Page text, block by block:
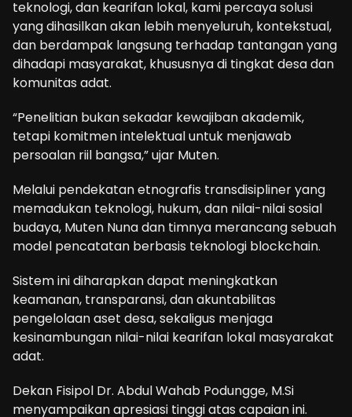
teknologi, dan kearifan lokal, kami percaya solusi
yang dihasilkan akan lebih menyeluruh, kontekstual,
dan berdampak langsung terhadap tantangan yang
dihadapi masyarakat, khususnya di tingkat desa dan
komunitas adat.
“Penelitian bukan sekadar kewajiban akademik,
tetapi komitmen intelektual untuk menjawab
persoalan riil bangsa,” ujar Muten.
Melalui pendekatan etnografis transdisipliner yang
memadukan teknologi, hukum, dan nilai-nilai sosial
budaya, Muten Nuna dan timnya merancang sebuah
model pencatatan berbasis teknologi blockchain.
Sistem ini diharapkan dapat meningkatkan
keamanan, transparansi, dan akuntabilitas
pengelolaan aset desa, sekaligus menjaga
kesinambungan nilai-nilai kearifan lokal masyarakat
adat.
Dekan Fisipol Dr. Abdul Wahab Podungge, M.Si
menyampaikan apresiasi tinggi atas capaian ini.